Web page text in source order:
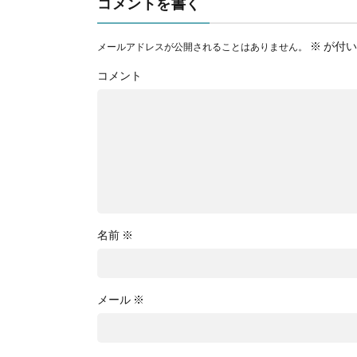
メールアドレスが公開されることはありません。 ※ が付
コメント
名前 ※
メール ※